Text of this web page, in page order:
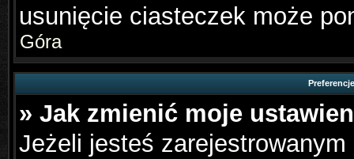
usunięcie ciasteczek może
Góra
» Jak zmienić moje
Jeżeli jesteś